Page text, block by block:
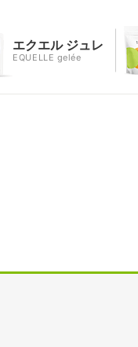
エクエル ジュレ
EQUELLE gelée